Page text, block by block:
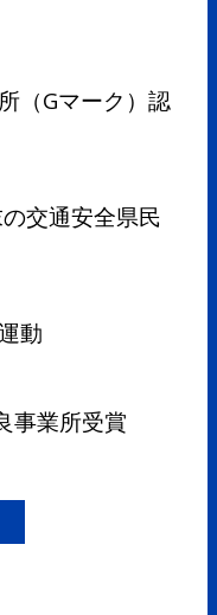
（Gマーク）認
交通安全県民
動
事業所受賞